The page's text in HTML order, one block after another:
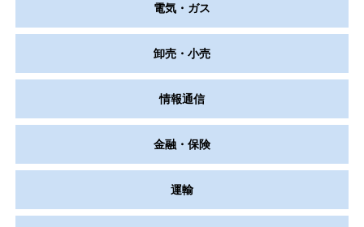
電気・ガス
卸売・小売
情報通信
金融・保険
運輸